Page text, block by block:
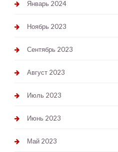
Январь 2024
Ноябрь 2023
Сентябрь 2023
Август 2023
Июль 2023
Июнь 2023
Май 2023